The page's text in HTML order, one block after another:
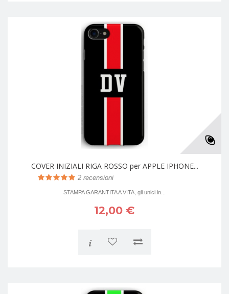
COVER INIZIALI RIGA ROSSO per APPLE IPHONE...
2 recensioni
STAMPA GARANTITA A VITA, gli unici in...
12,00 €
i